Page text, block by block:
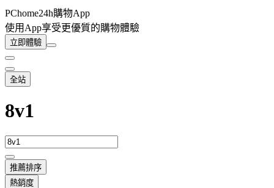
PChome24h購物App
使用App享受更優質的購物體驗
立即體驗
全站
8v1
推薦排序
熱銷度